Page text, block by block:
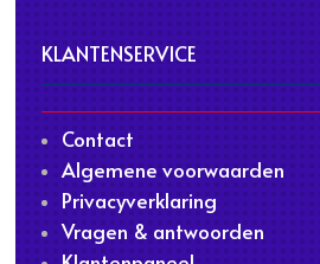
KLANTENSERVICE
Contact
Algemene voorwaarden
Privacyverklaring
Vragen & antwoorden